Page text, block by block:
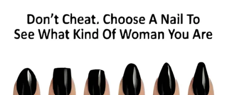
Το 1967, η καρδιά του τον κάλεσε στην
Καυσοκαλύβια, έλαβε το Μεγάλο Σχήμα από
τον Γέροντα Παντελεήμονα Γιαμά, παίρνοντας
το όνομα Ακάκιος, προς τιμήν του Αγίου